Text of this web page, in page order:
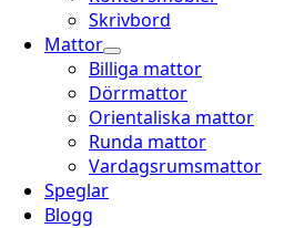
Skrivbord
Mattor
Billiga mattor
Dörrmattor
Orientaliska mattor
Runda mattor
Vardagsrumsmattor
Speglar
Blogg